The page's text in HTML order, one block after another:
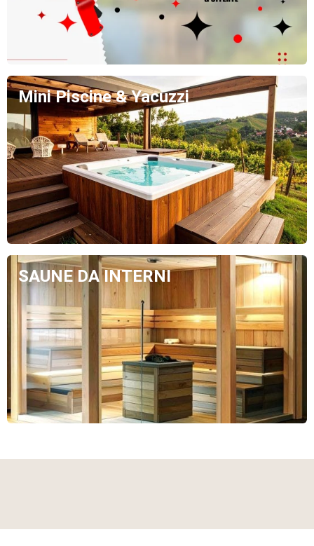
Mini Piscine & Yacuzzi
SAUNE DA INTERNI